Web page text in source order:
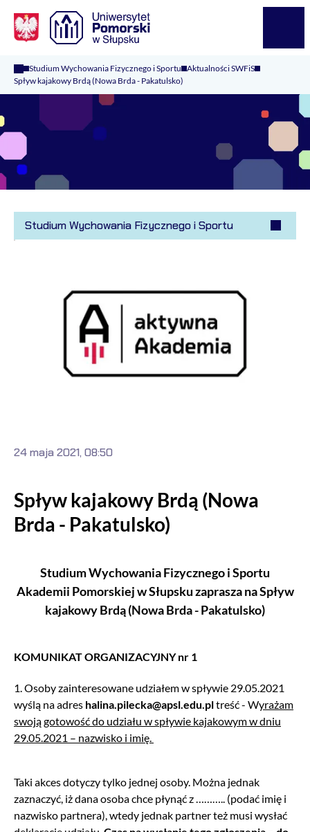
Studium Wychowania Fizycznego i Sportu Aktualności SWFiS
Spływ kajakowy Brdą (Nowa Brda - Pakatulsko)
Studium Wychowania Fizycznego i Sportu
Spływ kajakowy Brdą (Nowa
Brda - Pakatulsko)
Studium Wychowania Fizycznego i Sportu
Akademii Pomorskiej w Słupsku zaprasza na Spływ
kajakowy Brdą (Nowa Brda - Pakatulsko)
24 maja 2021, 08:50
KOMUNIKAT ORGANIZACYJNY nr 1
1. Osoby zainteresowane udziałem w spływie 29.05.2021
wyślą na adres halina.pilecka@apsl.edu.pltreść - Wyrażam
swoją gotowość do udziału w spływie kajakowym w dniu
29.05.2021 – nazwisko i imię.
Taki akces dotyczy tylko jednej osoby. Można jednak
zaznaczyć, iż dana osoba chce płynąć z ……….. (podać imię i
nazwisko partnera), wtedy jednak partner też musi wysłać